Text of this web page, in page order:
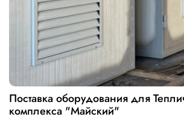
Поставка оборудования для
комплекса "Майский"